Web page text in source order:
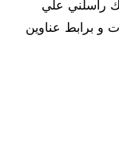
راسلني علي
و برابط عناوين